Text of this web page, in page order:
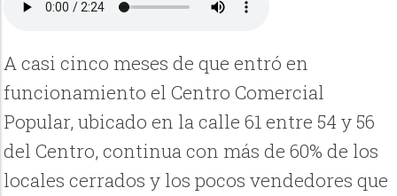
A casi cinco meses de que entró en
funcionamiento el Centro Comercial
Popular, ubicado en la calle 61 entre 54 y 56
del Centro, continua con más de 60% de los
locales cerrados y los pocos vendedores que